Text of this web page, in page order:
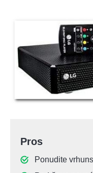
Pros
Ponudite